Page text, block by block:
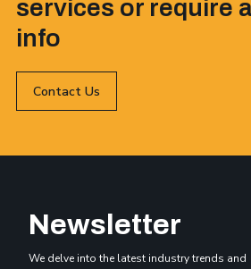
services or require
info
Contact Us
Newsletter
We delve into the latest industry trends and